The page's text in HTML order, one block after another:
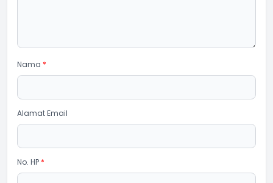
Nama *
Alamat Email
No. HP *